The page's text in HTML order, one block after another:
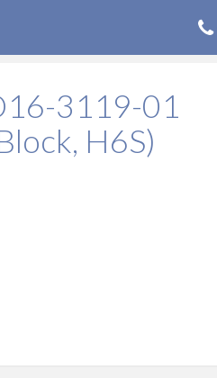
3119-01
H6S)